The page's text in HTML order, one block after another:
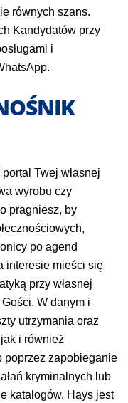
równych szans.
Kandydatów przy
i
Twej własnej
wyrobu czy
pragniesz, by
po agend
interesie mieści się
przy własnej
W danym i
utrzymania oraz
i również
poprzez zapobieganie
kryminalnych lub
katalogów. Hays jest